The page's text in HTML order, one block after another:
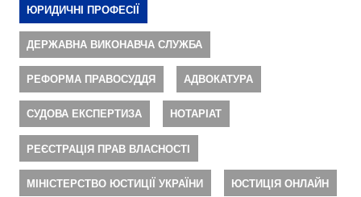
ЮРИДИЧНІ ПРОФЕСІЇ
ДЕРЖАВНА ВИКОНАВЧА СЛУЖБА
РЕФОРМА ПРАВОСУДДЯ АДВОКАТУРА
СУДОВА ЕКСПЕРТИЗА НОТАРІАТ
РЕЄСТРАЦІЯ ПРАВ ВЛАСНОСТІ
МІНІСТЕРСТВО ЮСТИЦІЇ УКРАЇНИ ЮСТИЦІЯ ОНЛАЙН